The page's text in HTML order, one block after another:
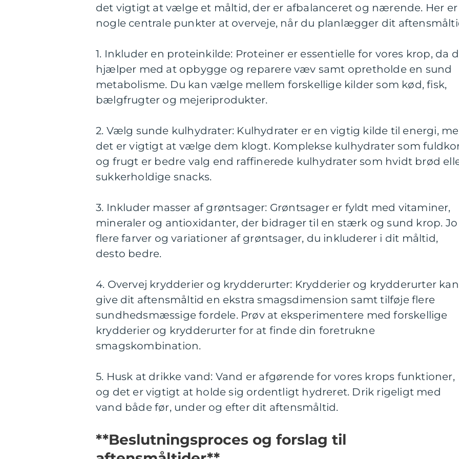
det vigtigt at vælge et måltid, der er afbalanceret og nærende. Her er
nogle centrale punkter at overveje, når du planlægger dit
1. Inkluder en proteinkilde: Proteiner er essentielle for vores krop, da
hjælper med at opbygge og reparere væv samt opretholde en sund
metabolisme. Du kan vælge mellem forskellige kilder som kød, fisk,
bælgfrugter og mejeriprodukter.
2. Vælg sunde kulhydrater: Kulhydrater er en vigtig kilde til energi,
det er vigtigt at vælge dem klogt. Komplekse kulhydrater som
og frugt er bedre valg end raffinerede kulhydrater som hvidt brød
sukkerholdige snacks.
3. Inkluder masser af grøntsager: Grøntsager er fyldt med vitaminer,
mineraler og antioxidanter, der bidrager til en stærk og sund krop. Jo
flere farver og variationer af grøntsager, du inkluderer i dit måltid,
desto bedre.
4. Overvej krydderier og krydderurter: Krydderier og krydderurter kan
give dit aftensmåltid en ekstra smagsdimension samt tilføje flere
sundhedsmæssige fordele. Prøv at eksperimentere med forskellige
krydderier og krydderurter for at finde din foretrukne
smagskombination.
5. Husk at drikke vand: Vand er afgørende for vores krops funktioner,
og det er vigtigt at holde sig ordentligt hydreret. Drik rigeligt med
vand både før, under og efter dit aftensmåltid.
**Beslutningsproces og forslag til